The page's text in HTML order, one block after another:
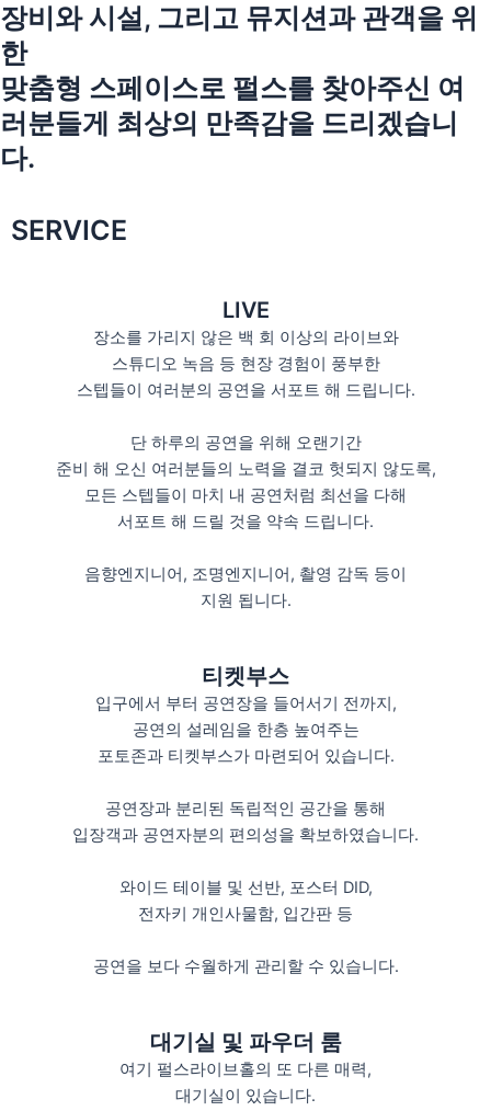
장비와 시설, 그리고 뮤지션과 관객을 위
한
맞춤형 스페이스로 펄스를 찾아주신 여
러분들게 최상의 만족감을 드리겠습니
다.
SERVICE
LIVE
장소를 가리지 않은 백 회 이상의 라이브와
스튜디오 녹음 등 현장 경험이 풍부한
스텝들이 여러분의 공연을 서포트 해 드립니다.
단 하루의 공연을 위해 오랜기간
준비 해 오신 여러분들의 노력을 결코 헛되지 않도록,
모든 스텝들이 마치 내 공연처럼 최선을 다해
서포트 해 드릴 것을 약속 드립니다.
음향엔지니어, 조명엔지니어, 촬영 감독 등이
지원 됩니다.
티켓부스
입구에서 부터 공연장을 들어서기 전까지,
공연의 설레임을 한층 높여주는
포토존과 티켓부스가 마련되어 있습니다.
공연장과 분리된 독립적인 공간을 통해
입장객과 공연자분의 편의성을 확보하였습니다.
와이드 테이블 및 선반, 포스터 DID,
전자키 개인사물함, 입간판 등
공연을 보다 수월하게 관리할 수 있습니다.
대기실 및 파우더 룸
여기 펄스라이브홀의 또 다른 매력,
대기실이 있습니다.